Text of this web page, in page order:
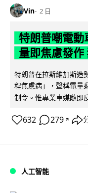
Vin 2 日
特朗普嘲電動
量即焦慮發作
特朗普在拉斯維加斯造
程焦慮病」，聲稱電量
制令。惟專業車媒隨即
632 279 ↗
人工智能